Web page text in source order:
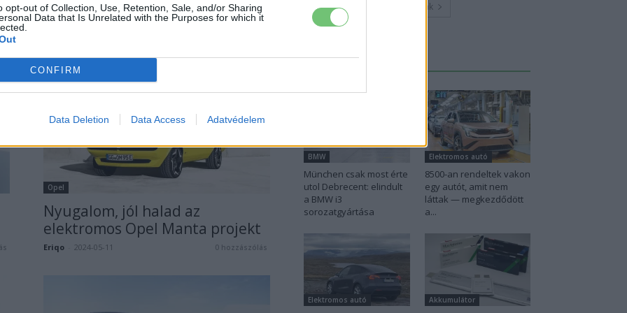
opt-out of Collection, Use, Retention, Sale, and/or Sharing
Data that Is Unrelated with the Purposes for which it
CONFIRM
Data Deletion Data Access Adatvédelem
meg az új elektromos Opel
Opel
Nyugalom, jól halad az
elektromos Opel Manta projekt
Eriqo 2024-05-11 0 hozzászólás
Továbbiak
Legutolsó cikkek
BMW
München csak most érte
utol Debrecent: elindult
a BMW i3
sorozatgyártása
Elektromos autó
8500-an rendeltek vakon
egy autót, amit nem
láttak — megkezdődött
a...
Elektromos autó Akkumulátor